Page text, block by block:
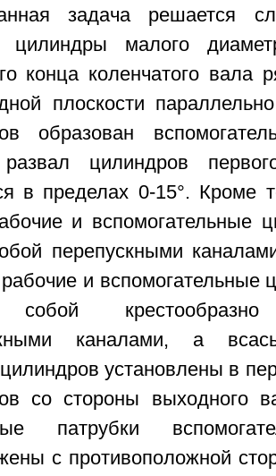
задача решается
цилиндры малого
конца коленчатого вала
плоскости
образован
цилиндров
в пределах 0-15°. Кроме
и вспомогательные
перепускными
рабочие и
крестообразно
каналами, а
установлены в
со стороны выходного
патрубки
с противоположной